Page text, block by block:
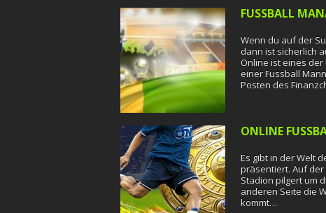
FUSSBALL
Wenn du auf der
dann ist sicherlich
Online ist eines
einer Fussball
Posten des
ONLINE
Es gibt in der Welt
präsentiert. Auf der
Stadion pilgert um
anderen Seite die
kommt…